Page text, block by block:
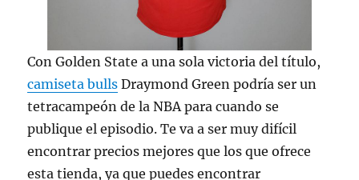
Con Golden State a una sola victoria del título,
camiseta bulls Draymond Green podría ser un
tetracampeón de la NBA para cuando se
publique el episodio. Te va a ser muy difícil
encontrar precios mejores que los que ofrece
esta tienda, ya que puedes encontrar